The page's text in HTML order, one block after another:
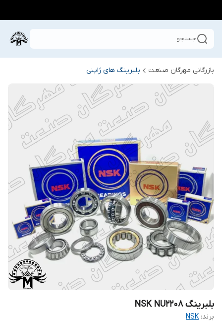
جستجو
بازرگانی مهرگان صنعت بلبرینگ های ژاپنی
بلبرینگ NSK NU2208
برند: NSK